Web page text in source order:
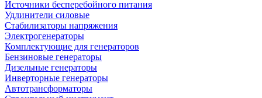
Источники бесперебойного питания
Удлинители силовые
Стабилизаторы напряжения
Электрогенераторы
Комплектующие для генераторов
Бензиновые генераторы
Дизельные генераторы
Инверторные генераторы
Автотрансформаторы